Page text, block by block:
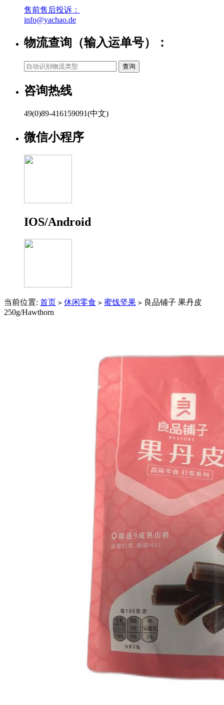
售前售后投诉：
info@yachao.de
物流查询（输入运单号）：
咨询热线
49(0)89-416159091(中文)
微信小程序
IOS/Android
当前位置: 首页 > 休闲零食 > 蜜饯坚果 > 良品铺子 果丹皮
250g/Hawthorn